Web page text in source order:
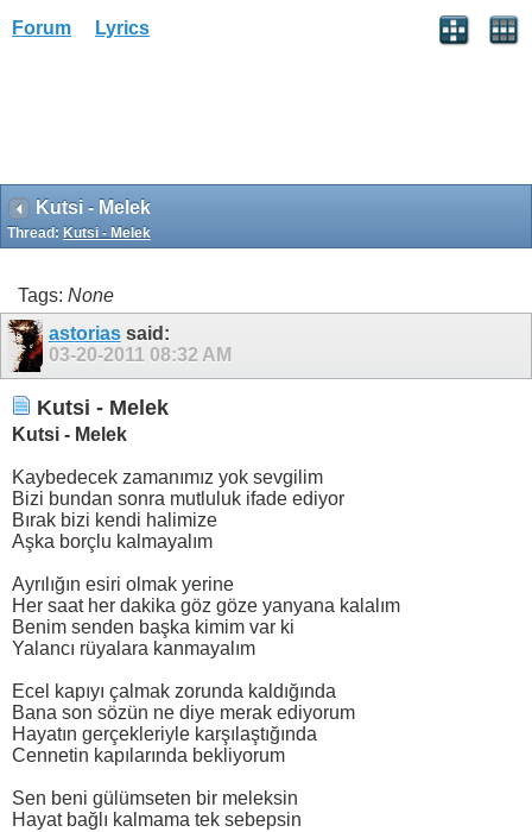
Forum Lyrics
Kutsi - Melek
Thread: Kutsi - Melek
Tags: None
astoriassaid:
03-20-2011 08:32 AM
Kutsi - Melek
Kutsi - Melek
Kaybedecek zamanımız yok sevgilim
Bizi bundan sonra mutluluk ifade ediyor
Bırak bizi kendi halimize
Aşka borçlu kalmayalım
Ayrılığın esiri olmak yerine
Her saat her dakika göz göze yanyana kalalım
Benim senden başka kimim var ki
Yalancı rüyalara kanmayalım
Ecel kapıyı çalmak zorunda kaldığında
Bana son sözün ne diye merak ediyorum
Hayatın gerçekleriyle karşılaştığında
Cennetin kapılarında bekliyorum
Sen beni gülümseten bir meleksin
Hayat bağlı kalmama tek sebepsin